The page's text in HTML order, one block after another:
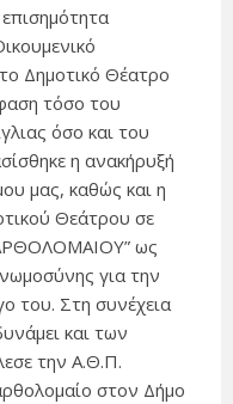
Δημοτικό Θέατρο
τόσο του
όσο και του
η ανακήρυξή
μας, καθώς και η
Θεάτρου σε
ως
για την
του. Στη συνέχεια
και των
την Α.Θ.Π.
στον Δήμο